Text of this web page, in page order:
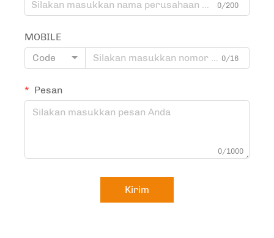
0/200
MOBILE
Code
0/16
Pesan
0/1000
Kirim